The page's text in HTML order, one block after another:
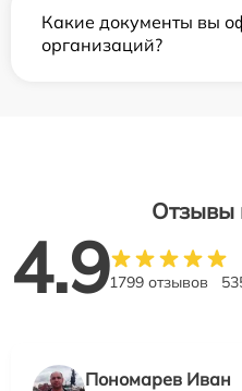
Какие документы вы
организаций?
Отзывы
4.91799 отзывов
Пономарев Иван